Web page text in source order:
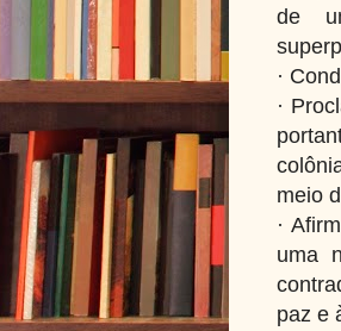
de
·
·
meio
·
uma
paz e